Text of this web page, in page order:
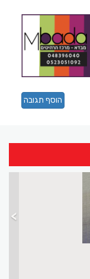
הוסף תגובה
>